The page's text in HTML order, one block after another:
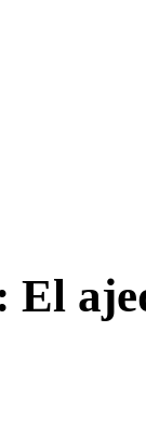
El